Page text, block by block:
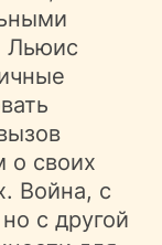
Льюис
о своих
Война, с
с другой